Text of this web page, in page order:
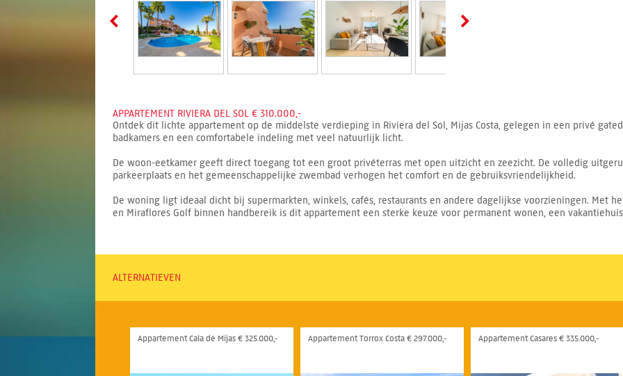
APPARTEMENT RIVIERA DEL SOL € 310.000,-
Ontdek dit lichte appartement op de middelste verdieping in Riviera del Sol, Mijas Costa, gelegen in een privé
badkamers en een comfortabele indeling met veel natuurlijk licht.
De woon-eetkamer geeft direct toegang tot een groot privéterras met open uitzicht en zeezicht. De volledig
parkeerplaats en het gemeenschappelijke zwembad verhogen het comfort en de gebruiksvriendelijkheid.
De woning ligt ideaal dicht bij supermarkten, winkels, cafés, restaurants en andere dagelijkse voorzieningen. Met
en Miraflores Golf binnen handbereik is dit appartement een sterke keuze voor permanent wonen, een
ALTERNATIEVEN
Appartement Cala de Mijas € 325.000,- Appartement Torrox Costa € 297.000,- Appartement Casares € 335.000,-